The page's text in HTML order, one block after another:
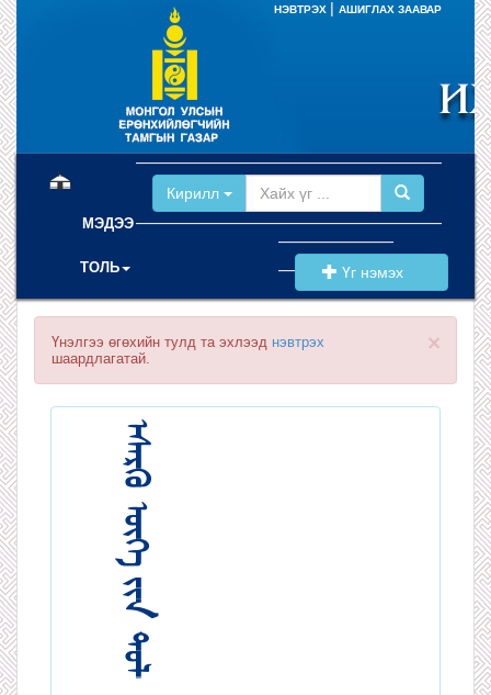
НЭВТРЭХ АШИГЛАХ ЗААВАР
МЭДЭЭ
ТОЛЬ
Кирилл
Үг нэмэх
×
Үнэлгээ өгөхийн тулд та эхлээд нэвтрэх
шаардлагатай.